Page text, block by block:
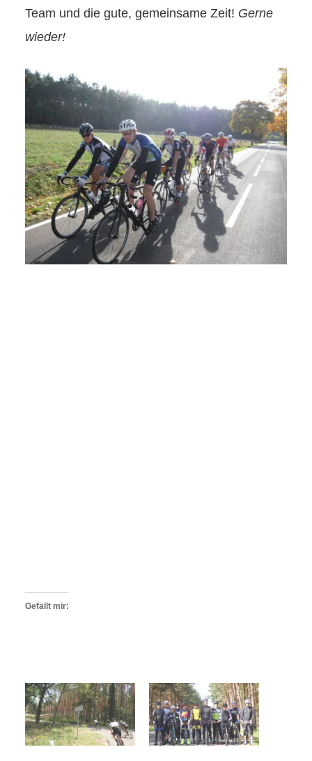
Team und die gute, gemeinsame Zeit! Gerne
wieder!
Gefällt mir: